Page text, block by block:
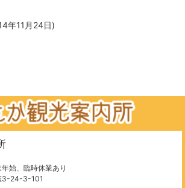
年11月24日)
始、臨時休業あり
3-24-3-101